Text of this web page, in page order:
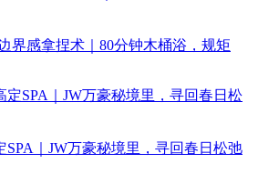
界感拿捏术｜80分钟木桶浴，规矩
SPA｜JW万豪秘境里，寻回春日松弛